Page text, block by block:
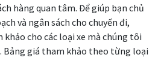
hàng quan tâm. Để giúp bạn chủ
và ngân sách cho chuyến đi,
cho các loại xe mà chúng tôi
Bảng giá tham khảo theo từng loại